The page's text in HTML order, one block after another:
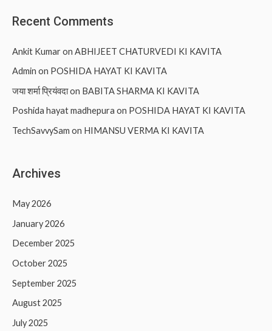
Recent Comments
Ankit Kumaron ABHIJEET CHATURVEDI KI KAVITA
Admin on POSHIDA HAYAT KI KAVITA
जया शर्मा प्रियंवदाon BABITA SHARMA KI KAVITA
Poshida hayat madhepura on POSHIDA HAYAT KI KAVITA
TechSavvySam on HIMANSU VERMA KI KAVITA
Archives
May 2026
January 2026
December 2025
October 2025
September 2025
August 2025
July 2025